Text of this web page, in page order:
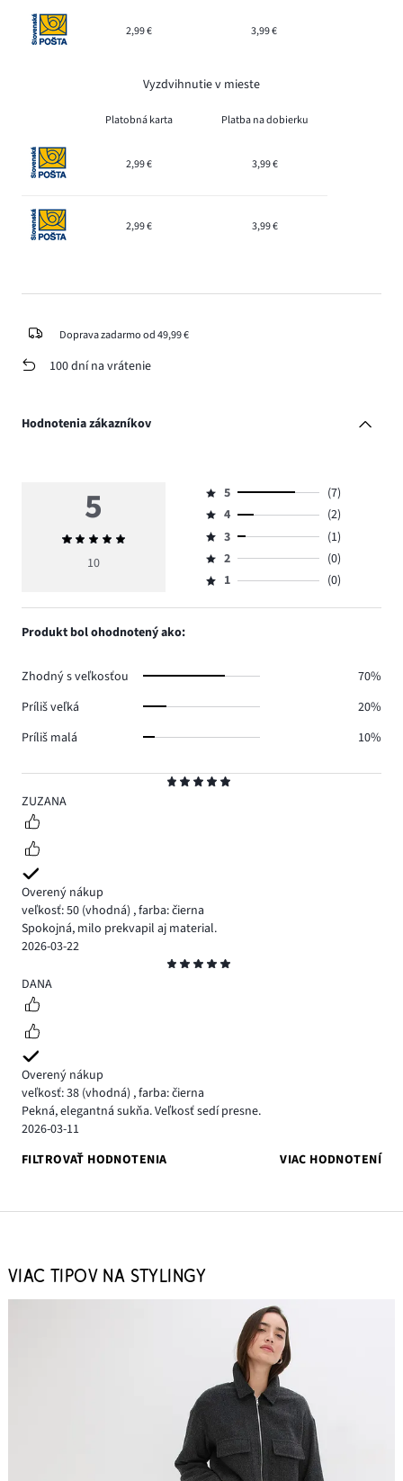
2,99 € 3,99 €
Vyzdvihnutie v mieste
Platobná karta Platba na dobierku
2,99 € 3,99 €
2,99 € 3,99 €
Doprava zadarmo od 49,99 €
100 dní na vrátenie
Hodnotenia zákazníkov
5
ZUZANA
Overený nákup
veľkosť: 50 (vhodná) ,farba: čierna
Spokojná, milo prekvapil aj material.
2026-03-22
5
DANA
Overený nákup
veľkosť: 38 (vhodná) ,farba: čierna
Pekná, elegantná sukňa. Veľkosť sedí presne.
2026-03-11
FILTROVAŤ HODNOTENIA
VIAC HODNOTENÍ
5
Priemerné
hodnotenie
10
Hodnotenie
5,
počet
hlasov
7.
5
(7)
Hodnotenie
4,
počet
hlasov
4
(2)
Hodnotenie
3,
počet
3
(1)
Hodnotenie
2,
2
(0)
Hodnotenie
1,
1 (0)
Produkt bol ohodnotený ako:
Zhodný s veľkosťou
70%
Príliš veľká
20%
Príliš malá
10%
VIAC TIPOV NA STYLINGY